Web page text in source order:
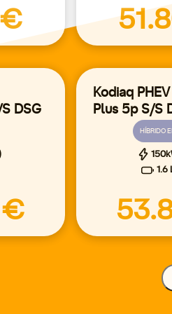
€
DSG
€
Kodiaq
Plus 5p S/S
HÍBRIDO
1.6